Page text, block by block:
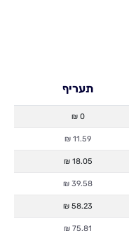
תעריף
0 ₪
11.59 ₪
18.05 ₪
39.58 ₪
58.23 ₪
75.81 ₪